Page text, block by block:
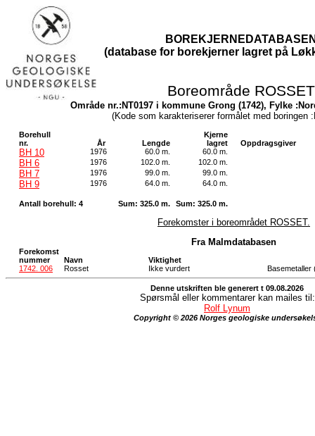
(database for borekjerner lagret på
Boreområde ROSSET
Område nr.:NT0197 i kommune Grong (1742), Fylke
(Kode som karakteriserer formålet med boringen
Borehull
Kjerne
nr.
År Lengde lagret Oppdragsgiver
BH 10 1976 60.0 m. 60.0 m.
BH 6 1976 102.0 m. 102.0 m.
BH 7 1976 99.0 m. 99.0 m.
BH 9 1976 64.0 m. 64.0 m.
Antall borehull: 4 Sum: 325.0 m. Sum: 325.0 m.
Forekomster i boreområdet ROSSET.
Fra Malmdatabasen
Forekomst
nummer
Navn
Viktighet
1742. 006
Rosset Ikke vurdert Basemetaller
Denne utskriften ble generert t 09.08.2026
Spørsmål eller kommentarer kan mailes til:
Rolf Lynum
Copyright © 2026 Norges geologiske